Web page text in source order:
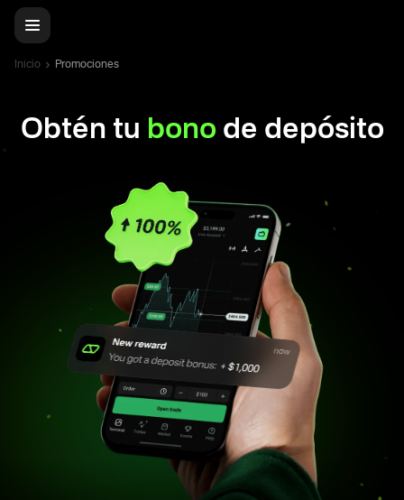
Inicio Promociones
Obtén tu bono de depósito